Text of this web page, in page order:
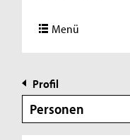
Menü
Profil
Personen